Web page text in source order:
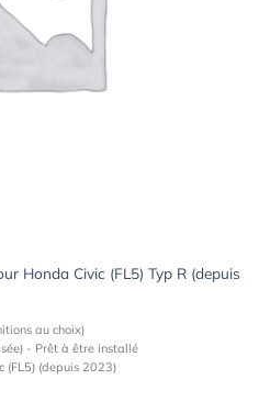
Honda Civic (FL5) Typ R (depuis
au choix)
- Prêt à être installé
(FL5) (depuis 2023)